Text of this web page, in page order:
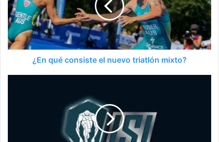
¿En qué consiste el nuevo triatlón mixto?